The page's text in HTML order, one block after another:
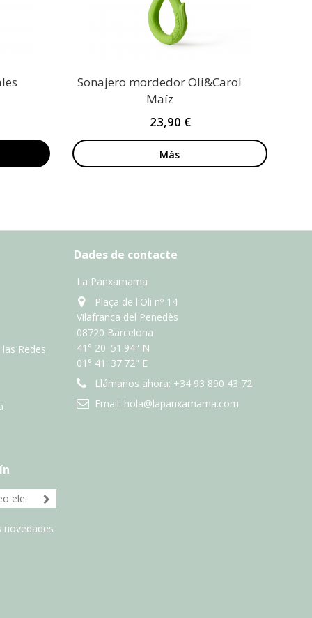
Sonajero mordedor Oli&Carol
Maíz
23,90 €
Más
Redes
Dades de contacte
La Panxamama
Plaça de l'Oli nº 14
Vilafranca del Penedès
08720 Barcelona
41° 20' 51.94'' N
01° 41' 37.72" E
Llámanos ahora: +34 93 890 43 72
Email: hola@lapanxamama.com
novedades